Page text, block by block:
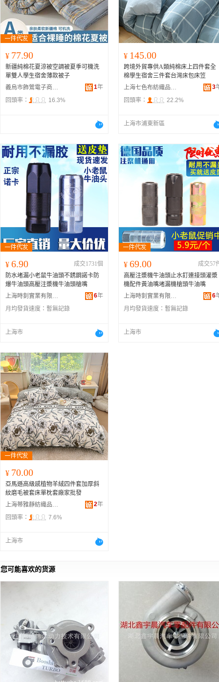
¥ 77.90
新疆純棉花夏涼被空調被夏季可機洗
單雙人學生宿舍薄款被子
義烏市飾鶯電子商務商行
1年
回頭率：
16.3%
¥ 145.00
跨境外貿專供A類純棉床上四件套全
棉學生宿舍三件套台灣床包床笠
上海七色布紡織品有限公司
3
回頭率：
22.2%
上海市浦東新區
¥ 6.90
成交1731個
防水堵漏小老鼠牛油頭不銹鋼諾卡防
爆牛油頭高壓注漿機牛油頭槍嘴
上海時釗實業有限公司
6年
月均發貨速度： 暫無記錄
上海市
¥ 69.00
成交57
高壓注漿機牛油頭止水釘連接頭灌漿
機配件黃油嘴堵漏機槍頭牛油嘴
上海時釗實業有限公司
6
月均發貨速度： 暫無記錄
上海市
¥ 70.00
亞馬遜高級感植物羊絨四件套加厚斜
紋磨毛被套床單枕套廠家批發
上海蒂雅靜紡織品有限公司
2年
回頭率：
7.6%
上海市
您可能喜欢的货源